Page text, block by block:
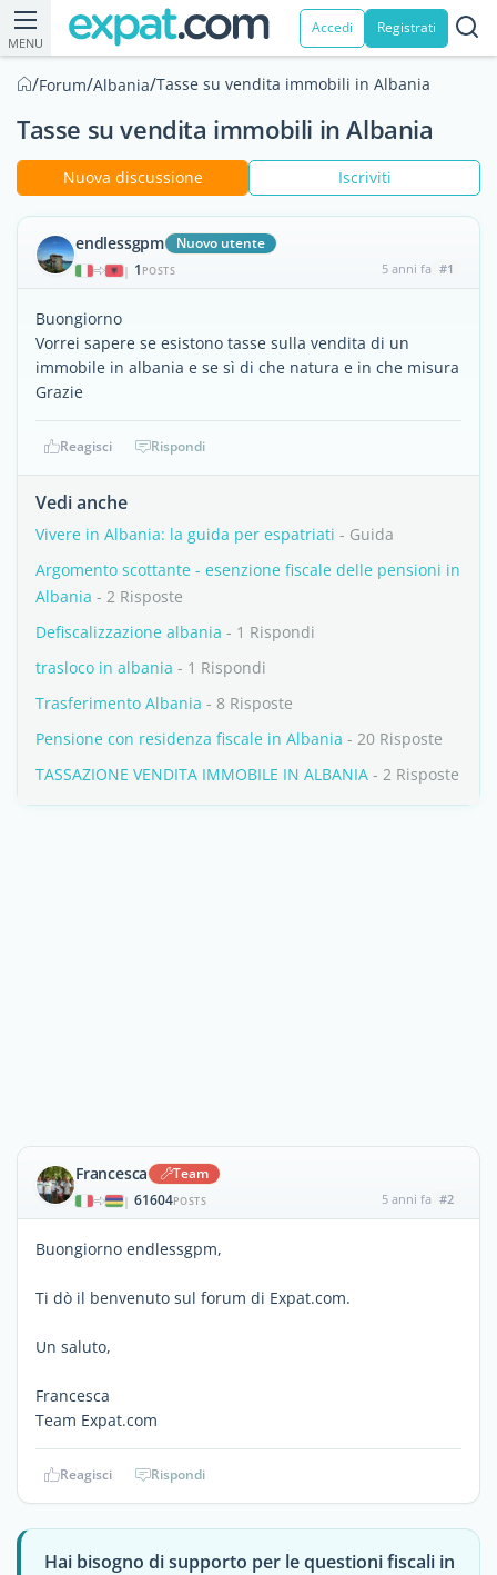
MENU
Accedi Registrati
/Forum/Albania/Tasse su vendita immobili in Albania
Tasse su vendita immobili in Albania
Nuova discussione Iscriviti
endlessgpm Nuovo utente
| 1 POSTS 5 anni fa #1
Buongiorno
Vorrei sapere se esistono tasse sulla vendita di un
immobile in albania e se sì di che natura e in che misura
Grazie
Reagisci Rispondi
Vedi anche
Vivere in Albania: la guida per espatriati - Guida
Argomento scottante - esenzione fiscale delle pensioni in
Albania - 2 Risposte
Defiscalizzazione albania - 1 Rispondi
trasloco in albania - 1 Rispondi
Trasferimento Albania - 8 Risposte
Pensione con residenza fiscale in Albania - 20 Risposte
TASSAZIONE VENDITA IMMOBILE IN ALBANIA - 2 Risposte
Francesca Team
| 61604POSTS 5 anni fa #2
Buongiorno endlessgpm,
Ti dò il benvenuto sul forum di Expat.com.
Un saluto,
Francesca
Team Expat.com
Reagisci Rispondi
Hai bisogno di supporto per le questioni fiscali in